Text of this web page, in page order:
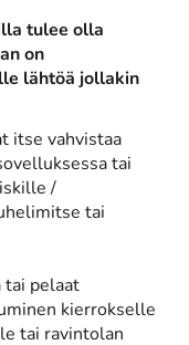
tulee olla
on
lähtöä jollakin
itse vahvistaa
tai
/
tai
tai pelaat
kierrokselle
tai ravintolan